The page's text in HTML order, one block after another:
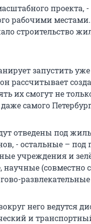
проекта,
рабочими
строительство
запустить уже
рассчитывает
их смогут не
самого
отведены под
- остальные – под
учреждения и
научные (совместно
него ведутся
и